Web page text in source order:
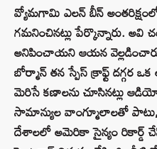
వ్యోమగామి ఎలన్ బీన్
గమనించినట్లు పేర్కొన్నారు. అవి
అనిపించాయని ఆయన
బోర్మాన్ తన స్పేస్ క్రాఫ్ట్ దగ్గర
మెరిసే కణాలను చూసినట్లు ఆడియో
సామాన్యుల వాంగ్మూలాలతో
దేశాలలో అమెరికా సైన్యం రికార్డ్